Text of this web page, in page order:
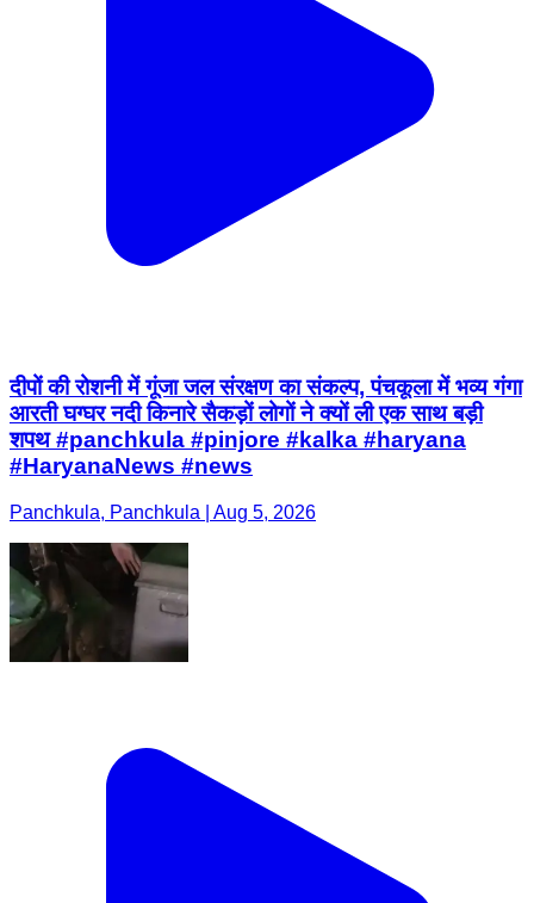
दीपों की रोशनी में गूंजा जल संरक्षण का संकल्प, पंचकूला में भव्य गंगा
आरती घग्घर नदी किनारे सैकड़ों लोगों ने क्यों ली एक साथ बड़ी
शपथ #panchkula #pinjore #kalka #haryana
#HaryanaNews #news
Panchkula, Panchkula | Aug 5, 2026